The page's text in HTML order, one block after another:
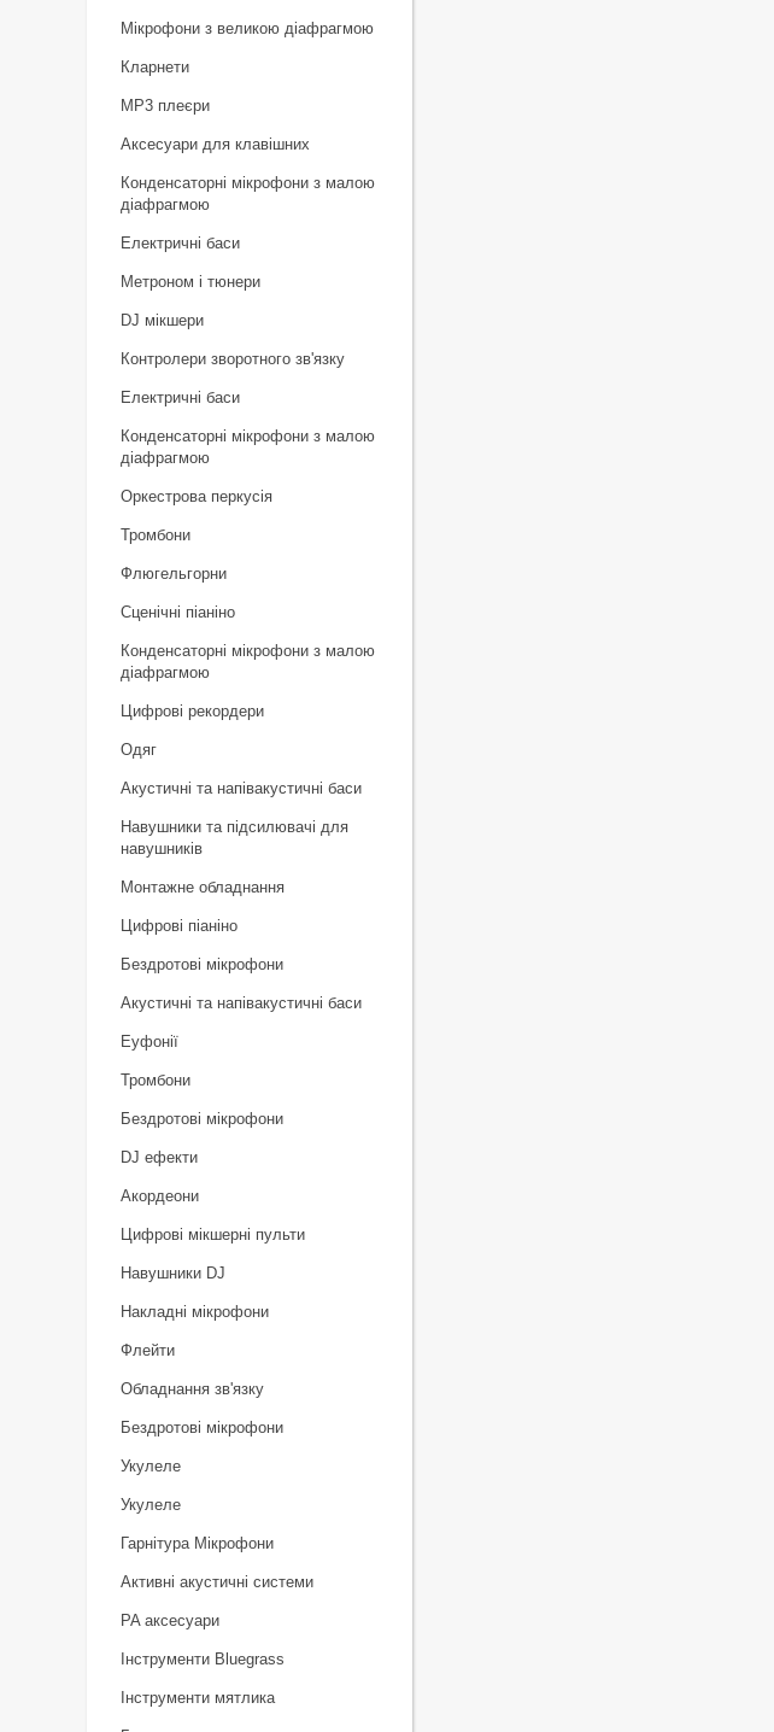
Мікрофони з великою діафрагмою
Кларнети
MP3 плеєри
Аксесуари для клавішних
Конденсаторні мікрофони з малою
діафрагмою
Електричні баси
Метроном і тюнери
DJ мікшери
Контролери зворотного зв'язку
Електричні баси
Конденсаторні мікрофони з малою
діафрагмою
Оркестрова перкусія
Тромбони
Флюгельгорни
Сценічні піаніно
Конденсаторні мікрофони з малою
діафрагмою
Цифрові рекордери
Одяг
Акустичні та напівакустичні баси
Навушники та підсилювачі для
навушників
Монтажне обладнання
Цифрові піаніно
Бездротові мікрофони
Акустичні та напівакустичні баси
Еуфонії
Тромбони
Бездротові мікрофони
DJ ефекти
Акордеони
Цифрові мікшерні пульти
Навушники DJ
Накладні мікрофони
Флейти
Обладнання зв'язку
Бездротові мікрофони
Укулеле
Укулеле
Гарнітура Мікрофони
Активні акустичні системи
PA аксесуари
Інструменти Bluegrass
Інструменти мятлика